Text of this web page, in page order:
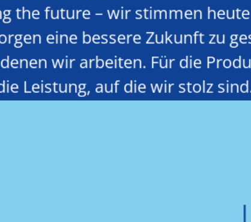
the future – wir stimmen
eine bessere Zukunft zu
wir arbeiten. Für die
Leistung, auf die wir stolz